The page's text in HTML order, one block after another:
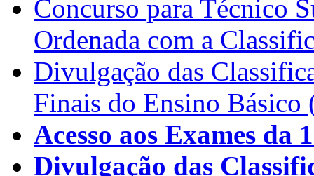
Concurso para Técnico
Ordenada com a
Divulgação das
Finais do Ensino Básico
Acesso aos Exames da
Divulgação das